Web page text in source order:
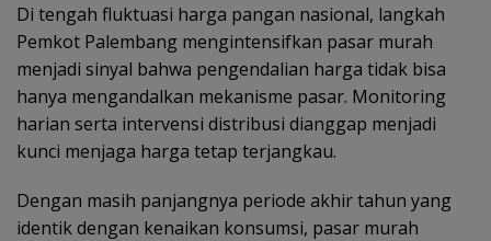
Di tengah fluktuasi harga pangan nasional, langkah
Pemkot Palembang mengintensifkan pasar murah
menjadi sinyal bahwa pengendalian harga tidak bisa
hanya mengandalkan mekanisme pasar. Monitoring
harian serta intervensi distribusi dianggap menjadi
kunci menjaga harga tetap terjangkau.
Dengan masih panjangnya periode akhir tahun yang
identik dengan kenaikan konsumsi, pasar murah